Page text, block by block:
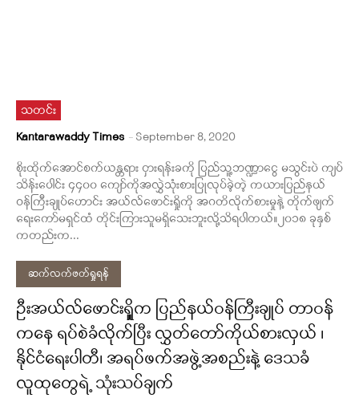
သတင်း
Kantarawaddy Times - September 8, 2020
စိုးထိုက်အောင်စက်ယန္တရား ငှားရန်းခကို ပြည်သူ့ဘဏ္ဍာငွေ မသွင်းပဲ ကျပ်
သိန်းပေါင်း ၄၄၀၀ ကျော်ကိုအလွှဲသုံးစားပြုလုပ်ခဲ့တဲ့ ကယားပြည်နယ်
ဝန်ကြီးချုပ်ဟောင်း အယ်လ်ဖောင်းရှိုကို အဂတိလိုက်စားမှုနဲ့ တိုက်ဖျက်
ရေးကော်မရှင်ထံ တိုင်းကြားသူမရှိသေးဘူးလို့သိရပါတယ်။၂၀၁၈ ခုနှစ်
ကတည်းက...
ဆက်လက်ဖတ်ရှုရန်
ဦးအယ်လ်ဖောင်းရှိူက ပြည်နယ်ဝန်ကြီးချုပ် တာဝန်
ကနေ ရပ်စဲခံလိုက်ပြီး လွှတ်တော်ကိုယ်စားလှယ် ၊
နိုင်ငံရေးပါတီ၊ အရပ်ဖက်အဖွဲ့အစည်းနဲ့ ဒေသခံ
လူထုတွေရဲ့ သုံးသပ်ချက်